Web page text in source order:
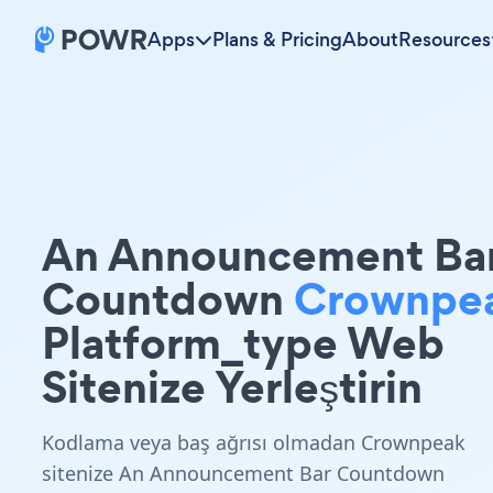
Apps Plans & PricingAboutResources
An Announcement
Countdown
Platform_type Web
Sitenize Yerleştirin
Kodlama veya baş ağrısı olmadan Crownpeak
sitenize An Announcement Bar Countdown